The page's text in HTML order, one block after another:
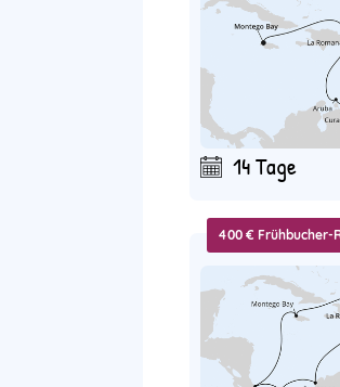
14 Tage
400 € Frühbucher-